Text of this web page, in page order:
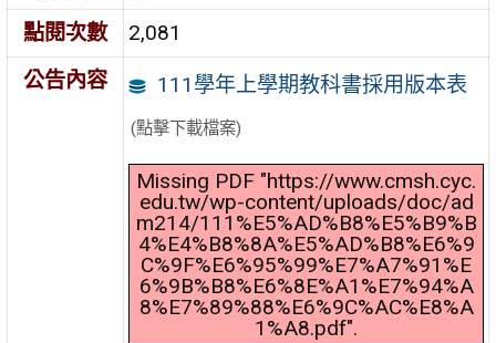
點閱次數
2,081
公告內容
111學年上學期教科書採用版本表
(點擊下載檔案)
Missing PDF "https://www.cmsh.cyc.
edu.tw/wp-content/uploads/doc/ad
m214/111%E5%AD%B8%E5%B9%B
4%E4%B8%8A%E5%AD%B8%E6%9
C%9F%E6%95%99%E7%A7%91%E
6%9B%B8%E6%8E%A1%E7%94%A
8%E7%89%88%E6%9C%AC%E8%A
1%A8.pdf".